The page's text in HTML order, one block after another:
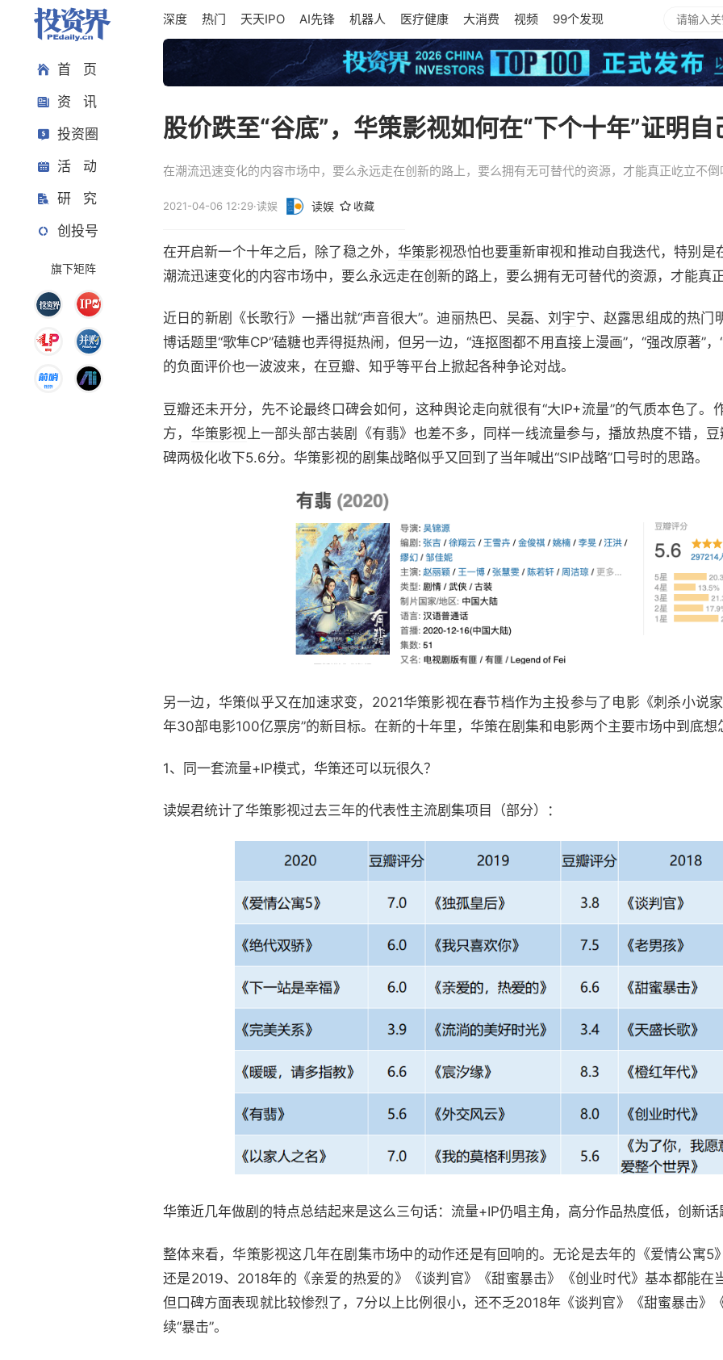
首 页
资 讯
投资圈
活 动
研 究
创投号
旗下矩阵
深度 热门 天天IPO AI先锋 机器人 医疗健康 大消费 视频 99个发现
股价跌至“谷底”，华策影视如何在“下个十年”证明自
在潮流迅速变化的内容市场中，要么永远走在创新的路上，要么拥有无可替代的资源，才能真正屹立不倒
2021-04-06 12:29·读娱 读娱 收藏
在开启新一个十年之后，除了稳之外， 华策影视恐怕也要重新审视和推动自我迭代，特别是
潮流迅速变化的内容市场中，要么永远走在创新的路上，要么拥有无可替代的资源，才能真
近日的新剧《长歌行》一播出就“声音很大”。迪丽热巴、 吴磊、刘宇宁、赵露思组成的热门
博话题里“歌隼CP”磕糖也弄得挺热闹，但另一边，“连抠图都不用直接上漫画”，“强改原著”
的负面评价也一波波来，在豆瓣、知乎等平台上掀起各种争论对战。
豆瓣还未开分，先不论最终口碑会如何，这种舆论走向就很有“大IP+流量”的气质本色了。
方， 华策影视 上一部头部古装剧《有翡》也差不多，同样一线流量参与，播放热度不错，
碑两极化收下5.6分。华策影视的剧集战略似乎又回到了当年喊出“SIP战略”口号时的思路。
另一边，华策似乎又在加速求变，2021华策影视在春节档作为主投参与了电影《刺杀小说
年30部电影100亿票房”的新目标。在新的十年里，华策在剧集和电影两个主要市场中到底想
1、 同一套流量+IP模式，华策还可以玩很久？
读娱君统计了华策影视过去三年的代表性主流剧集项目（部分）：
华策近几年做剧的特点总结起来是这么三句话：流量+IP仍唱主角，高分作品热度低，创新
整体来看，华策影视这几年在剧集市场中的动作还是有回响的。无论是去年的《爱情公寓5
还是2019、2018年的《亲爱的热爱的》《谈判官》《甜蜜暴击》《创业时代》基本都能在
但口碑方面表现就比较惨烈了，7分以上比例很小，还不乏2018年《谈判官》《甜蜜暴击》
续“暴击”。